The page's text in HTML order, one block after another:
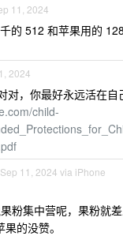
11, 2024
的 512 和苹果用的
2024
对，你最好永远活在自
child-
Sep 11, 2024 via iPhone
粉集中营呢，果粉就
的没赞。